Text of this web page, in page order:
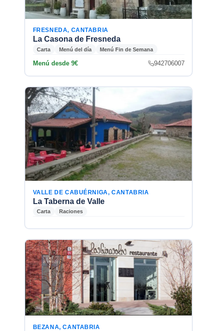
FRESNEDA, CANTABRIA
La Casona de Fresneda
Carta Menú del día Menú Fin de Semana
Menú desde 9€ 942706007
VALLE DE CABUÉRNIGA, CANTABRIA
La Taberna de Valle
Carta Raciones
BEZANA, CANTABRIA